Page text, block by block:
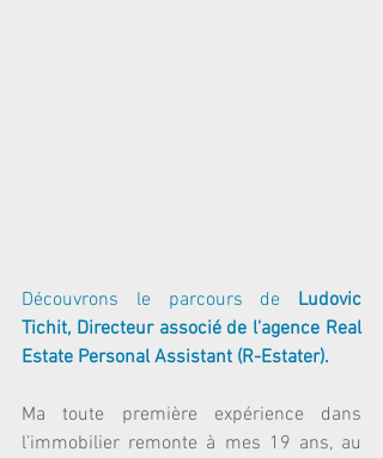
Découvrons le parcours de Ludovic
Tichit, Directeur associé de l'agence Real
Estate Personal Assistant (R-Estater).
Ma toute première expérience dans
l’immobilier remonte à mes 19 ans, au